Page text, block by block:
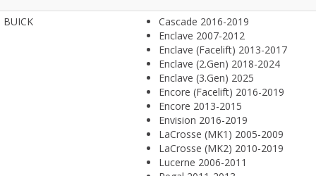
BUICK
Cascade 2016-2019
Enclave 2007-2012
Enclave (Facelift) 2013-2017
Enclave (2.Gen) 2018-2024
Enclave (3.Gen) 2025
Encore (Facelift) 2016-2019
Encore 2013-2015
Envision 2016-2019
LaCrosse (MK1) 2005-2009
LaCrosse (MK2) 2010-2019
Lucerne 2006-2011